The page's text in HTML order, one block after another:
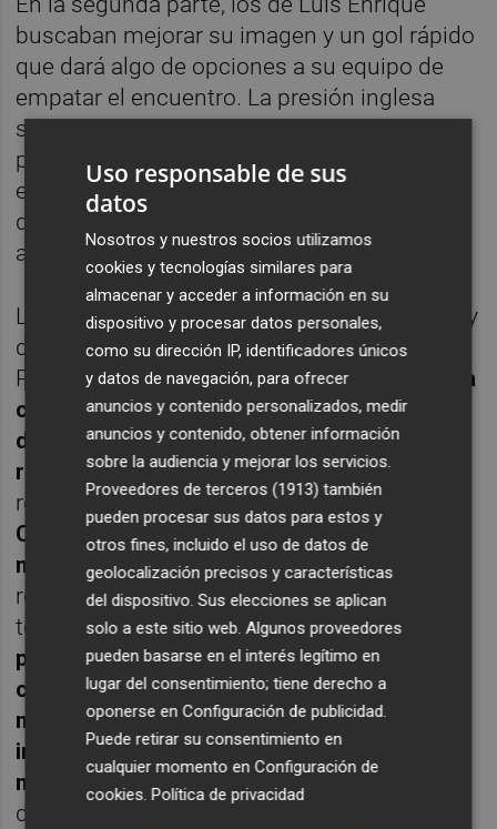
buscaban mejorar su imagen y un gol rápido
que dará algo de opciones a su equipo de
empatar el encuentro. La presión inglesa
seguía siendo muy buena, provocando
precipitaciones y pérdidas en el juego
español. Asensio estuvo cerca de recortar
distancias. Su disparo lo desvió la zaga y
acabó en el lateral de la red.
Luis Enrique quiso dar frescura a su equipo y
quitó a Saúl y Iago Aspas por Ceballos y
Paco Alcácer.Lo del delantero de Torrent va
camino de hacer historia.Tardó poco más
de un minuto en seguir prolongando su
racha.
El segundo balón que tocó fue a la
red
. Espectacular su momento de forma.
Cabeceó un córner y ponía el 1-3 a falta de
media hora. El exvalencianista continúa
rompiendo todas las estadísticas esta
temporada.La jugada que pudo cambiar el
partido la protagonizó Rodrigo. Robó la
cartera a Pickford y cuando tenía todo para
marcar a portería vacía, el meta le agarró e
incomprensiblemente no pitó la pena
máxima. Un error mayúsculo
dio veinte minutos a Morata y prescindía de
Uso responsable de sus
datos
Nosotros y nuestros socios utilizamos
cookies y tecnologías similares para
almacenar y acceder a información en su
dispositivo y procesar datos personales,
como su dirección IP, identificadores únicos
y datos de navegación, para ofrecer
anuncios y contenido personalizados, medir
anuncios y contenido, obtener información
sobre la audiencia y mejorar los servicios.
Proveedores de terceros (1913) también
pueden procesar sus datos para estos y
otros fines, incluido el uso de datos de
geolocalización precisos y características
del dispositivo. Sus elecciones se aplican
solo a este sitio web. Algunos proveedores
pueden basarse en el interés legítimo en
lugar del consentimiento; tiene derecho a
oponerse enConfiguración de publicidad.
Puede retirar su consentimiento en
cualquier momento enConfiguración de
cookies.Política de privacidad